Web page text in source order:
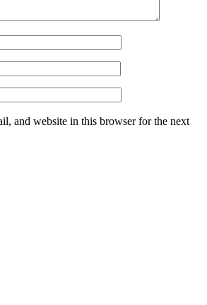
and website in this browser for the next